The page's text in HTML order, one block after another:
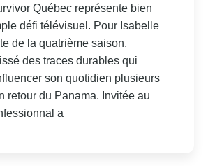
Québec représente bien
défi télévisuel. Pour Isabelle
de la quatrième saison,
des traces durables qui
son quotidien plusieurs
retour du Panama. Invitée au
a